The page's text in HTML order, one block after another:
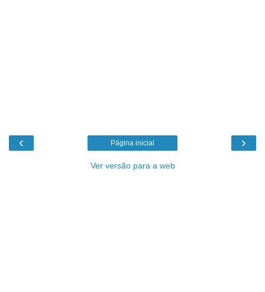
‹ ›
Página inicial
Ver versão para a web